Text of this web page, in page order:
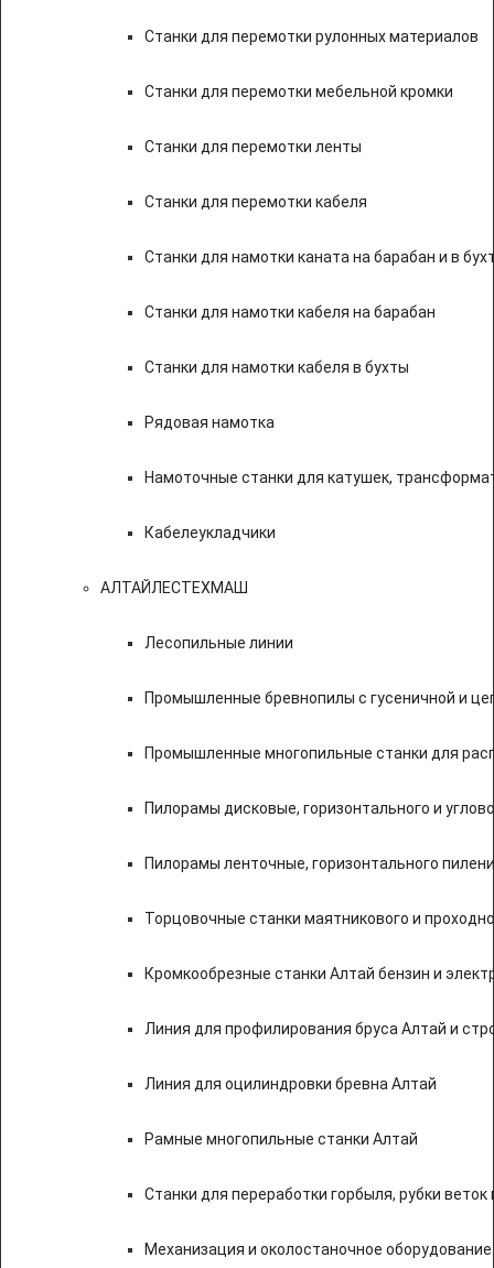
Станки для перемотки рулонных материалов
Станки для перемотки мебельной кромки
Станки для перемотки ленты
Станки для перемотки кабеля
Станки для намотки каната на барабан и в
Станки для намотки кабеля на барабан
Станки для намотки кабеля в бухты
Рядовая намотка
Намоточные станки для катушек,
Кабелеукладчики
АЛТАЙЛЕСТЕХМАШ
Лесопильные линии
Промышленные бревнопилы с гусеничной и
Промышленные многопильные станки для
Пилорамы дисковые, горизонтального и
Пилорамы ленточные, горизонтального
Торцовочные станки маятникового и
Кромкообрезные станки Алтай бензин и
Линия для профилирования бруса Алтай и
Линия для оцилиндровки бревна Алтай
Рамные многопильные станки Алтай
Станки для переработки горбыля, рубки веток
Механизация и околостаночное оборудование